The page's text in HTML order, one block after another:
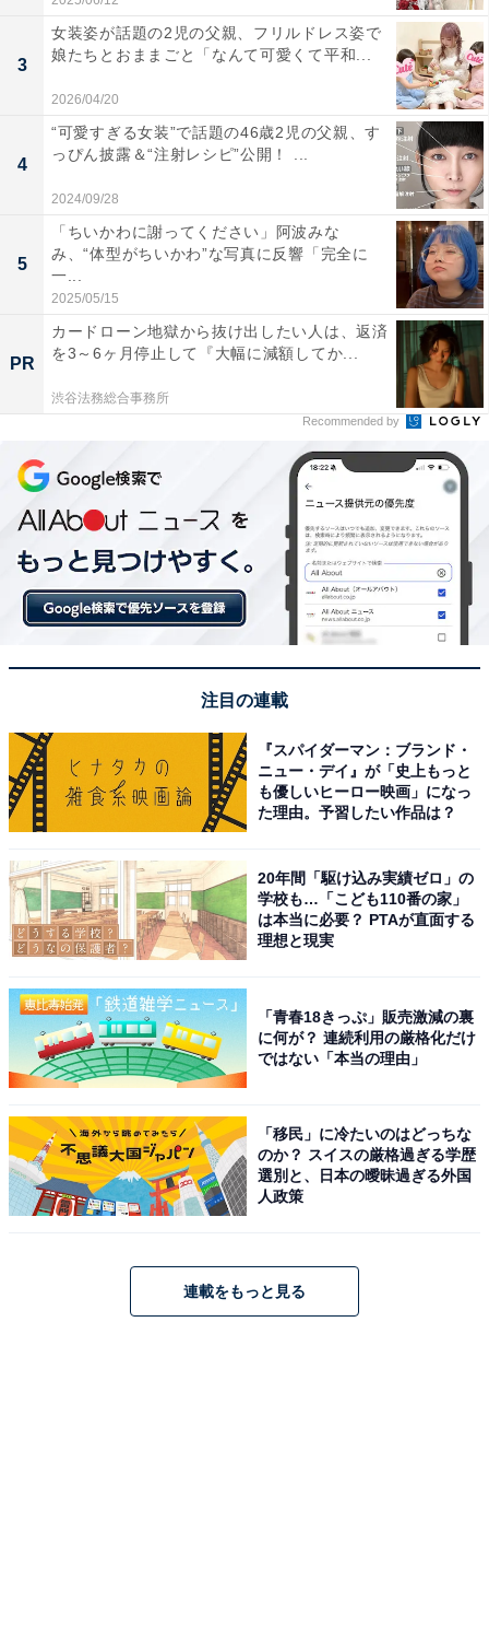
3
女装姿が話題の2児の父親、フリルドレス姿で
娘たちとおままごと「なんて可愛くて平和...
2026/04/20
4
“可愛すぎる女装”で話題の46歳2児の父親、す
っぴん披露＆“注射レシピ”公開！ ...
2024/09/28
5
「ちいかわに謝ってください」阿波みな
み、“体型がちいかわ”な写真に反響「完全に
一...
2025/05/15
PR
カードローン地獄から抜け出したい人は、返済
を3～6ヶ月停止して『大幅に減額してか...
渋谷法務総合事務所
Recommended by
注目の連載
『スパイダーマン：ブランド・
ニュー・デイ』が「史上もっと
も優しいヒーロー映画」になっ
た理由。予習したい作品は？
20年間「駆け込み実績ゼロ」の
学校も…「こども110番の家」
は本当に必要？ PTAが直面する
理想と現実
「青春18きっぷ」販売激減の裏
に何が？ 連続利用の厳格化だけ
ではない「本当の理由」
「移民」に冷たいのはどっちな
のか？ スイスの厳格過ぎる学歴
選別と、日本の曖昧過ぎる外国
人政策
連載をもっと見る